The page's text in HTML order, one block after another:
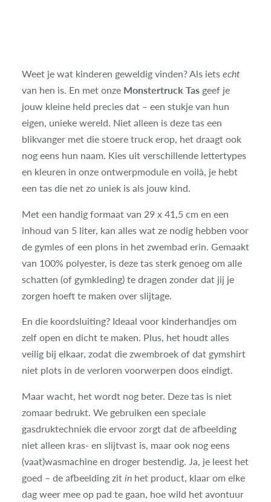
Weet je wat kinderen geweldig vinden? Als iets echt
van hen is. En met onze Monstertruck Tas geef je
jouw kleine held precies dat – een stukje van hun
eigen, unieke wereld. Niet alleen is deze tas een
blikvanger met die stoere truck erop, het draagt ook
nog eens hun naam. Kies uit verschillende lettertypes
en kleuren in onze ontwerpmodule en voilà, je hebt
een tas die net zo uniek is als jouw kind.
Met een handig formaat van 29 x 41,5 cm en een
inhoud van 5 liter, kan alles wat ze nodig hebben voor
de gymles of een plons in het zwembad erin. Gemaakt
van 100% polyester, is deze tas sterk genoeg om alle
schatten (of gymkleding) te dragen zonder dat jij je
zorgen hoeft te maken over slijtage.
En die koordsluiting? Ideaal voor kinderhandjes om
zelf open en dicht te maken. Plus, het houdt alles
veilig bij elkaar, zodat die zwembroek of dat gymshirt
niet plots in de verloren voorwerpen doos eindigt.
Maar wacht, het wordt nog beter. Deze tas is niet
zomaar bedrukt. We gebruiken een speciale
gasdruktechniek die ervoor zorgt dat de afbeelding
niet alleen kras- en slijtvast is, maar ook nog eens
(vaat)wasmachine en droger bestendig. Ja, je leest het
goed – de afbeelding zit in het product, klaar om elke
dag weer mee op pad te gaan, hoe wild het avontuur